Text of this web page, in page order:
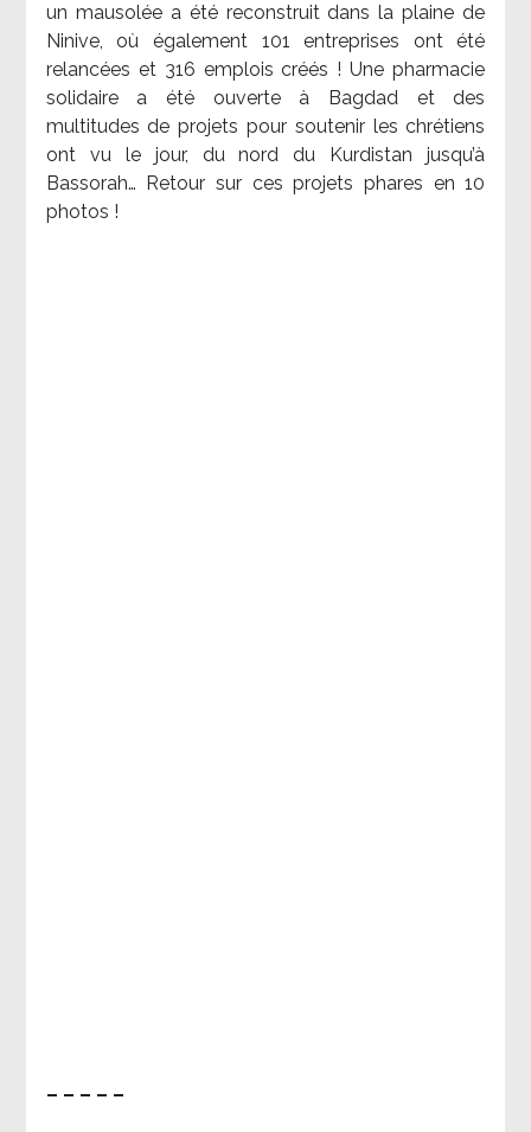
un mausolée a été reconstruit dans la plaine de
Ninive, où également 101 entreprises ont été
relancées et 316 emplois créés ! Une pharmacie
solidaire a été ouverte à Bagdad et des
multitudes de projets pour soutenir les chrétiens
ont vu le jour, du nord du Kurdistan jusqu’à
Bassorah… Retour sur ces projets phares en 10
photos !
– – – – –